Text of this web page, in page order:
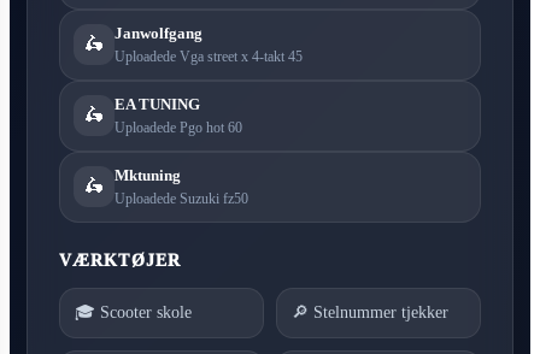
🛵
Janwolfgang
Uploadede Vga street x 4-takt 45
🛵
EA TUNING
Uploadede Pgo hot 60
🛵
Mktuning
Uploadede Suzuki fz50
VÆRKTØJER
🎓 Scooter skole 🔎 Stelnummer tjekker